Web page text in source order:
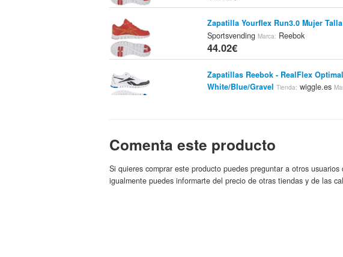
Zapatilla Yourflex Run3.0 Mujer
SportsvendingMarca: Reebok
44.02€
Zapatillas Reebok - RealFlex
White/Blue/Gravel Tienda: wiggle.es
44.08€
Reebok - Zapatillas Deportivas
Tienda: es.marca10.com Marca:Reebok
Comenta este producto
Si quieres comprar este producto puedes preguntar a otros
igualmente puedes informarte del precio de otras tiendas y de las